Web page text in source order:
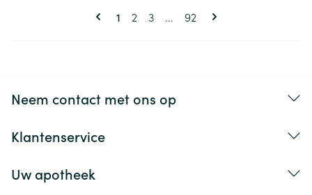
Pagina's
U lees momenteel pagina
1 Pagina
2 Pagina
3 ... Pagina
92
Neem contact met ons op
Klantenservice
Uw apotheek